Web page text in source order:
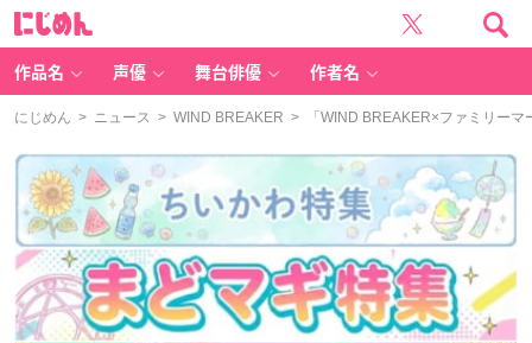
作品名 声優 舞台俳優 作者名
にじめん > ニュース > WIND BREAKER > 「WIND BREAKER×ファミリーマ